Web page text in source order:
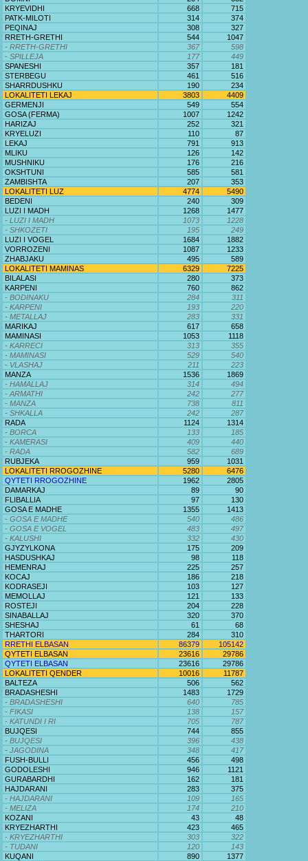
KRYEVIDHI
668
715
PATK-MILOTI
314
374
PEQINAJ
308
327
RRETH-GRETHI
544
1047
- RRETH-GRETHI
367
598
- SPILLEJA
177
449
SPANESHI
357
181
STERBEGU
461
516
SHARRDUSHKU
190
234
LOKALITETI LEKAJ
3803
4409
GERMENJI
549
554
GOSA (FERMA)
1007
1242
HARIZAJ
252
321
KRYELUZI
110
87
LEKAJ
791
913
MLIKU
126
142
MUSHNIKU
176
216
OKSHTUNI
585
581
ZAMBISHTA
207
353
LOKALITETI LUZ
4774
5490
BEDENI
240
309
LUZI I MADH
1268
1477
- LUZI I MADH
1073
1228
- SHKOZETI
195
249
LUZI I VOGEL
1684
1882
VORROZENI
1087
1233
ZHABJAKU
495
589
LOKALITETI MAMINAS
6329
7225
BILALASI
280
373
KARPENI
760
862
- BODINAKU
284
311
- KARPENI
193
220
- METALLAJ
283
331
MARIKAJ
617
658
MAMINASI
1053
1118
- KARRECI
313
355
- MAMINASI
529
540
- VLASHAJ
211
223
MANZA
1536
1869
- HAMALLAJ
314
494
- ARMATHI
242
277
- MANZA
738
811
- SHKALLA
242
287
RADA
1124
1314
- BORCA
133
185
- KAMERASI
409
440
- RADA
582
689
RUBJEKA
959
1031
LOKALITETI RROGOZHINE
5280
6476
QYTETI RROGOZHINE
1962
2805
DAMARKAJ
89
90
FLIBALLIA
97
130
GOSA E MADHE
1355
1413
- GOSA E MADHE
540
486
- GOSA E VOGEL
483
497
- KALUSHI
332
430
GJYZYLKONA
175
209
HASDUSHKAJ
98
118
HEMENRAJ
225
257
KOCAJ
186
218
KODRASEJI
103
127
MEMOLLAJ
121
133
ROSTEJI
204
228
SINABALLAJ
320
370
SHESHAJ
61
68
THARTORI
284
310
RRETHI ELBASAN
86379
105142
QYTETI ELBASAN
23616
29786
QYTETI ELBASAN
23616
29786
LOKALITETI QENDER
10016
11787
BALTEZA
506
562
BRADASHESHI
1483
1729
- BRADASHESHI
640
785
- FIKASI
138
157
- KATUNDI I RI
705
787
BUJQESI
744
855
- BUJQESI
396
438
- JAGODINA
348
417
FUSH-BULLI
456
498
GODOLESHI
946
1121
GURABARDHI
162
181
HAJDARANI
283
375
- HAJDARANI
109
165
- MELIZA
174
210
KOZANI
43
48
KRYEZHARTHI
423
465
- KRYEZHARTHI
303
322
- TUDANI
120
143
KUQANI
890
1377